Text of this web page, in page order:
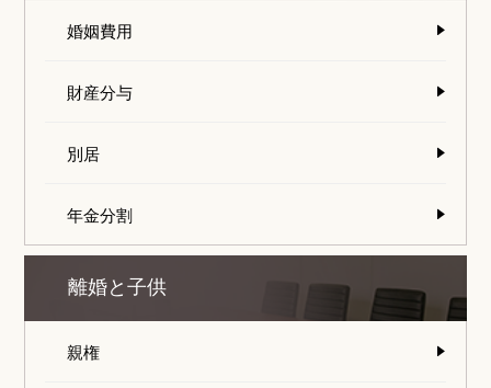
婚姻費用
財産分与
別居
年金分割
離婚と子供
親権